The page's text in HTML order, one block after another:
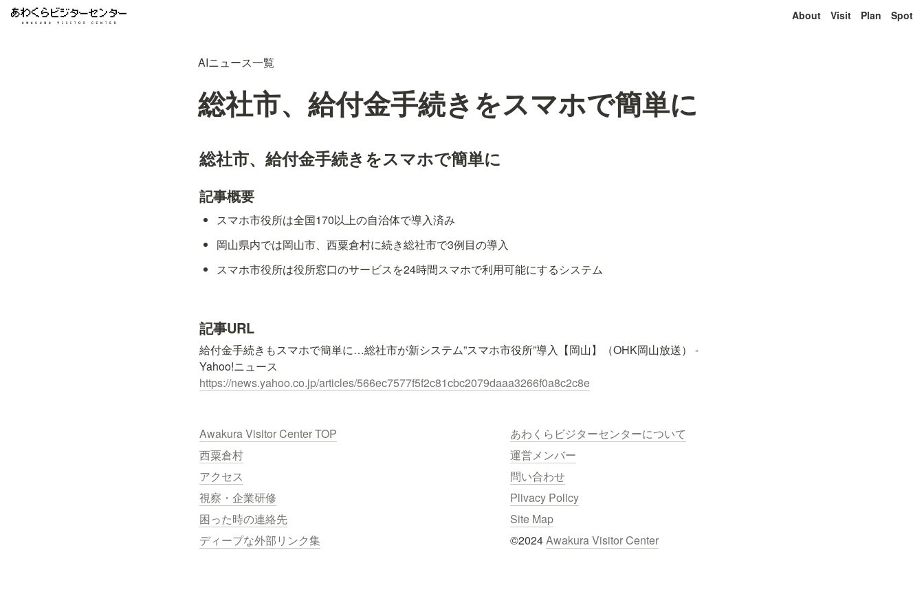
About Visit Plan Spot
AIニュース一覧
総社市、給付金手続きをスマホで簡単に
総社市、給付金手続きをスマホで簡単に
記事概要
スマホ市役所は全国170以上の自治体で導入済み
岡山県内では岡山市、西粟倉村に続き総社市で3例目の導入
スマホ市役所は役所窓口のサービスを24時間スマホで利用可能にするシステム
記事URL
給付金手続きもスマホで簡単に…総社市が新システム”スマホ市役所”導入【岡山】（OHK岡山放送） -
https://news.yahoo.co.jp/articles/566ec7577f5f2c81cbc2079daaa3266f0a8c2c8e
Awakura Visitor Center TOP
西粟倉村
アクセス
視察・企業研修
困った時の連絡先
ディープな外部リンク集
あわくらビジターセンターについて
運営メンバー
問い合わせ
Plivacy Policy
Site Map
©2024 Awakura Visitor Center